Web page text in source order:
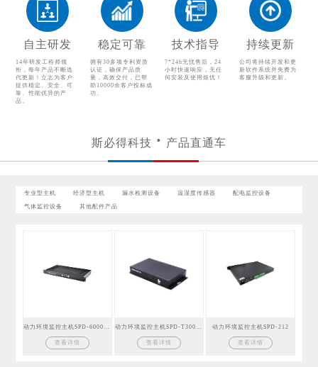
气体监控设备
其他配件产品
自主研发
14年研发工程师领
衔，每年产品不断迭
代更新！立志为客户
提供稳定、安全、可
靠、性能优异的产
品。
稳定可靠
拥有30多项专利资质
认证，确保产品质
量，高效交付，已帮
助10000余客户投标成
功。
技术指导
7*24h无忧售后，24
小时快速响应，无任
何安装及使用烦忧！
持续更新
公司将持续开发和更
新软件系统并免费为
客服升级和更新。
斯必得科技 产品直通车
专业型主机 经济型主机 漏水检测设备 温湿度传感器 配电监控设备
气体监控设备 其他配件产品
查看详情 查看详情
动力环境监控主机SPD-212
查看详情